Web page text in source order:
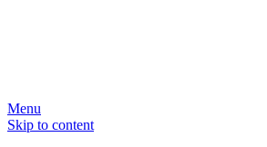
Volkanik-Endurance
SERGIO NANGERONI #16
Menu
Skip to content